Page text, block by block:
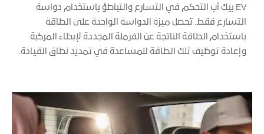
EV بيك أب التحكم في التسارع والتباطؤ باستخدام دواسة
التسارع فقط. تحصل ميزة الدواسة الواحدة على الطاقة
باستخدام الطاقة الناتجة عن الفرملة المجددة لإبطاء المركبة
وإعادة توظيف تلك الطاقة للمساعدة في تمديد نطاق القيادة.